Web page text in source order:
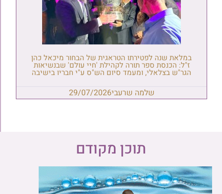
במלאת שנה לפטירתו הטראגית של הבחור מיכאל כהן
ז"ל: הכנסת ספר תורה לקהילת 'חיי עולם' שבנשיאות
הגר"ש בצלאלי, ומעמד סיום הש"ס ע"י חבריו בישיבה
שלמה שרעבי29/07/2026
תוכן מקודם